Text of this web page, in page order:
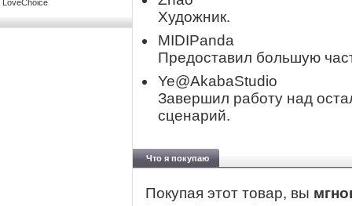
LoveChoice
Художник.
MIDIPanda
Предоставил большую
Ye@AkabaStudio
Завершил работу над
сценарий.
Что я покупаю
Покупая этот товар, вы